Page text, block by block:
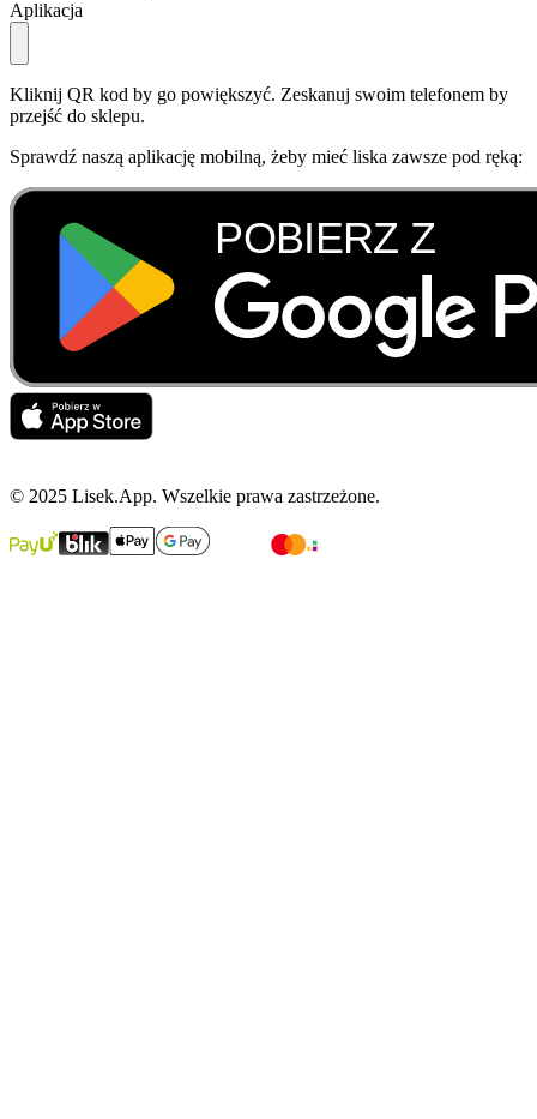
Aplikacja
Kliknij QR kod by go powiększyć. Zeskanuj swoim telefonem by
przejść do sklepu.
Sprawdź naszą aplikację mobilną, żeby mieć liska zawsze pod ręką:
© 2025 Lisek.App. Wszelkie prawa zastrzeżone.